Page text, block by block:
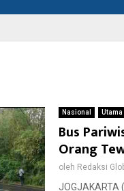
Nasional Utama
Bus
Orang
oleh Redaksi